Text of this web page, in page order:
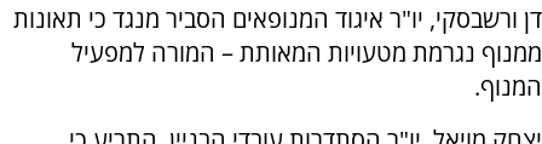
דן ורשבסקי, יו"ר איגוד המנופאים הסביר מנגד כי תאונות
ממנוף נגרמת מטעויות המאותת – המורה למפעיל
המנוף.